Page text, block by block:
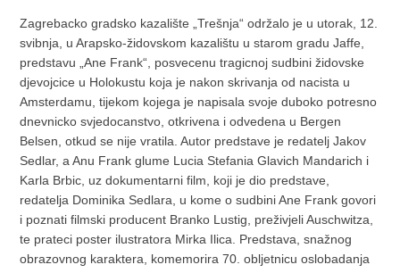
Zagrebacko gradsko kazalište „Trešnja“ održalo je u utorak, 12.
svibnja, u Arapsko-židovskom kazalištu u starom gradu Jaffe,
predstavu „Ane Frank“, posvecenu tragicnoj sudbini židovske
djevojcice u Holokustu koja je nakon skrivanja od nacista u
Amsterdamu, tijekom kojega je napisala svoje duboko potresno
dnevnicko svjedocanstvo, otkrivena i odvedena u Bergen
Belsen, otkud se nije vratila. Autor predstave je redatelj Jakov
Sedlar, a Anu Frank glume Lucia Stefania Glavich Mandarich i
Karla Brbic, uz dokumentarni film, koji je dio predstave,
redatelja Dominika Sedlara, u kome o sudbini Ane Frank govori
i poznati filmski producent Branko Lustig, preživjeli Auschwitza,
te prateci poster ilustratora Mirka Ilica. Predstava, snažnog
obrazovnog karaktera, komemorira 70. obljetnicu oslobadanja